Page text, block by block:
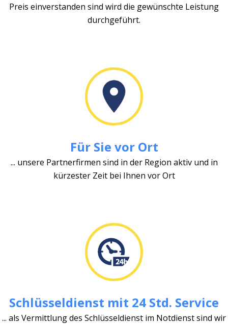
Preis einverstanden sind wird die gewünschte Leistung
durchgeführt.
Für Sie vor Ort
... unsere Partnerfirmen sind in der Region aktiv und in
kürzester Zeit bei Ihnen vor Ort
Schlüsseldienst mit 24 Std. Service
... als Vermittlung des Schlüsseldienst im Notdienst sind wir